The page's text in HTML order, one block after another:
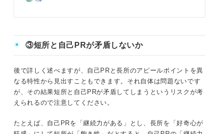
③短所と自己PRが矛盾しないか
後で詳しく述べますが、自己PRと長所のアピールポイントを異
なる特性から見出すこともできます。それ自体は問題ないです
が、その結果短所と自己PRが矛盾してしまうというリスクが考
えられるので注意してください。
たとえば、自己PRを「継続力がある」とし、長所を「好奇心が